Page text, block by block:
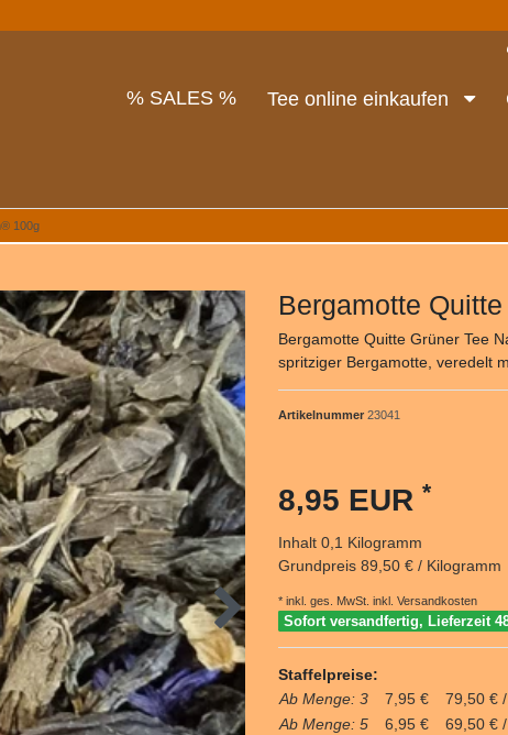
% SALES % Tee online einkaufen
100g
Bergamotte
Bergamotte Quitte Grüner Tee
spritziger Bergamotte, veredelt
Artikelnummer 23041
8,95 EUR *
Inhalt 0,1 Kilogramm
Grundpreis 89,50 € / Kilogramm
* inkl. ges. MwSt. inkl. Versandkosten
Sofort versandfertig, Lieferzeit
Staffelpreise:
Ab Menge: 3
7,95 €
79,50 €
Ab Menge: 5
6,95 € 69,50 €